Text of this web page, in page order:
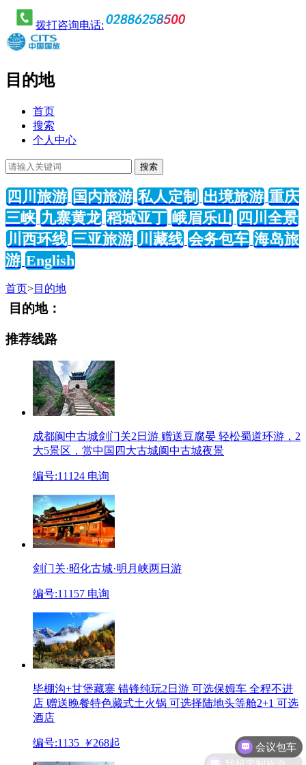
拨打咨询电话:
目的地
首页
搜索
个人中心
四川旅游 国内旅游 私人定制 出境旅游 重庆
三峡 九寨黄龙 稻城亚丁 峨眉乐山 四川全景
川西环线 三亚旅游 川藏线 会务包车 海岛旅
游 English
首页>目的地
目的地：
推荐线路
成都阆中古城剑门关2日游 赠送豆腐晏 轻松蜀道环游，2
大5景区，赏中国四大古城阆中古城夜景
编号:11124 电询
剑门关·昭化古城·明月峡两日游
编号:11157 电询
毕棚沟+甘堡藏寨 错锋纯玩2日游 可选保姆车 全程不进
店 赠送晚餐特色藏式土火锅 可选择陆地头等舱2+1 可选
酒店
编号:1135 ￥268起
我想定制旅游，
会议包车